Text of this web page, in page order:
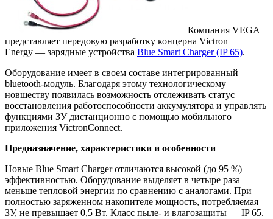
Компания VEGA
представляет передовую разработку концерна Victron
Energy — зарядные устройства Blue Smart Charger (IP 65).
Оборудование имеет в своем составе интегрированный
bluetooth-модуль. Благодаря этому технологическому
новшеству появилась возможность отслеживать статус
восстановления работоспособности аккумулятора и управлять
функциями ЗУ дистанционно с помощью мобильного
приложения VictronConnect.
Предназначение, характеристики и особенности
Новые Blue Smart Charger отличаются высокой (до 95 %)
эффективностью. Оборудование выделяет в четыре раза
меньше тепловой энергии по сравнению с аналогами. При
полностью заряженном накопителе мощность, потребляемая
ЗУ, не превышает 0,5 Вт. Класс пыле- и влагозащиты — IP 65.